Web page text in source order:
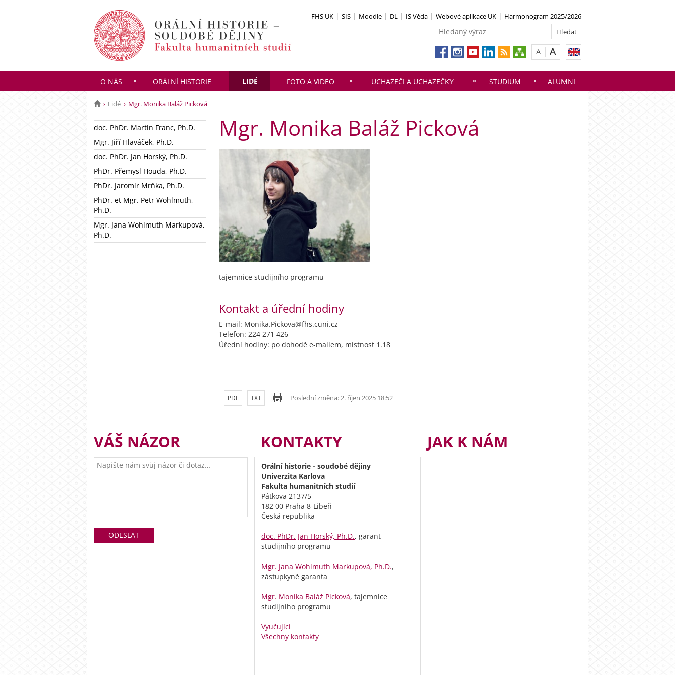
FHS UK SIS Moodle DL IS Věda Webové aplikace UK Harmonogram 2025/2026
O NÁS ORÁLNÍ HISTORIE LIDÉ FOTO A VIDEO UCHAZEČI A UCHAZEČKY STUDIUM ALUMNI
Lidé Mgr. Monika Baláž Picková
doc. PhDr. Martin Franc, Ph.D.
Mgr. Jiří Hlaváček, Ph.D.
doc. PhDr. Jan Horský, Ph.D.
PhDr. Přemysl Houda, Ph.D.
PhDr. Jaromír Mrňka, Ph.D.
PhDr. et Mgr. Petr Wohlmuth,
Ph.D.
Mgr. Jana Wohlmuth Markupová,
Ph.D.
Mgr. Monika Baláž Picková
tajemnice studijního programu
Kontakt a úřední hodiny
E-mail: Monika.Pickova@fhs.cuni.cz
Telefon: 224 271 426
Úřední hodiny: po dohodě e-mailem, místnost 1.18
Poslední změna: 2. říjen 2025 18:52
PDF TXT
VÁŠ NÁZOR KONTAKTY
Orální historie - soudobé dějiny
Univerzita Karlova
Fakulta humanitních studií
Pátkova 2137/5
182 00 Praha 8-Libeň
Česká republika
doc. PhDr. Jan Horský, Ph.D., garant
studijního programu
Mgr. Jana Wohlmuth Markupová, Ph.D.,
zástupkyně garanta
Mgr. Monika Baláž Picková, tajemnice
studijního programu
Vyučující
Všechny kontakty
JAK K NÁM